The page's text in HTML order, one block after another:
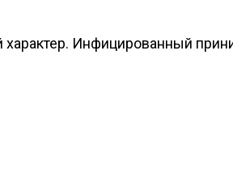
характер. Инфицированный